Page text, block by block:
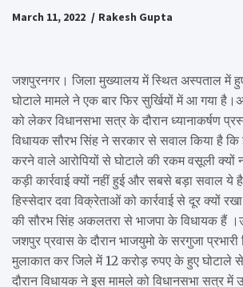
March 11, 2022 Rakesh Gupta
जशपुरनगर। जिला मुख्यालय में स्थित अस्पताल में
घोटाले मामले ने एक बार फिर सुर्खियों में आ गया
को लेकर विधानसभा सत्र के दौरान ध्यानाकर्षण
विधायक सौरभ सिंह ने सरकार से सवाल किया है कि
करने वाले आरोपियों से घोटाले की रकम वसूली क्यों
कड़ी कार्रवाई क्यों नहीं हुई और सबसे बड़ा सवाल ये
हिस्सेदार दवा विक्रेताओं को कार्रवाई से दूर क्यों
की सौरभ सिंह अकलतरा से भाजपा के विधायक हैं
जशपुर प्रवास के दौरान भाजयुमो के सरगुजा
मुलाकात कर जिले में 12 करोड़ रुपए के हुए घोटाले
दौरान विधायक ने इस मामले को विधानसभा सत्र